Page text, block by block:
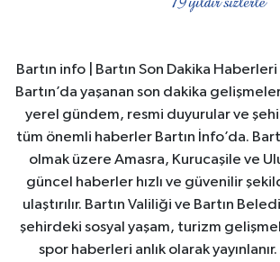
Bartın info | Bartın Son Dakika
Bartın’da yaşanan son dakika
yerel gündem, resmi duyurular ve
tüm önemli haberler Bartın İnfo’da.
olmak üzere Amasra, Kurucaşile ve
güncel haberler hızlı ve güvenilir
ulaştırılır. Bartın Valiliği ve Bartın
şehirdeki sosyal yaşam, turizm
spor haberleri anlık olarak yayınlanır.